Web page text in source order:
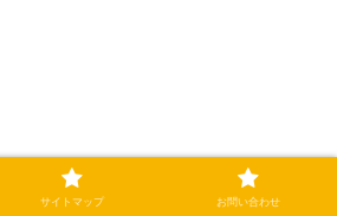
サイトマップ お問い合わせ